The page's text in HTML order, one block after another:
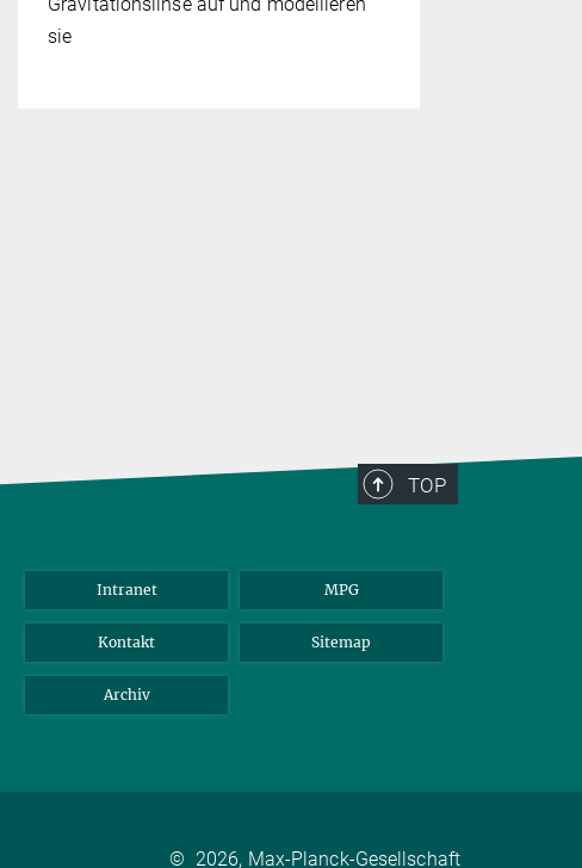
Gravitationslinse auf und modellieren
sie
TOP
Intranet MPG
Kontakt Sitemap
Archiv
© 2026, Max-Planck-Gesellschaft